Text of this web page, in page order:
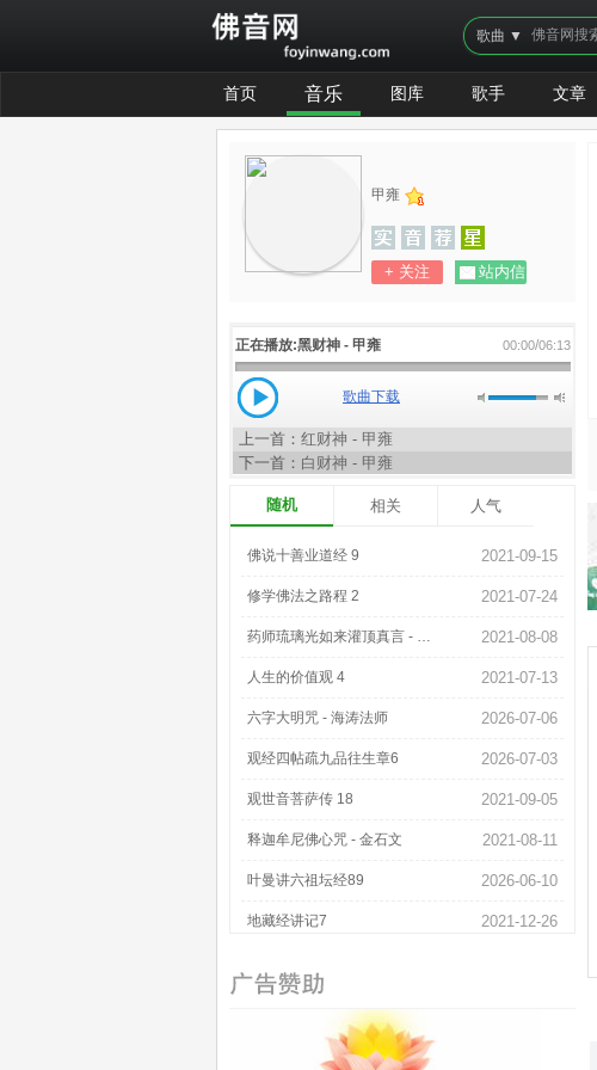
歌曲 ▼
首页 音乐 图库 歌手 文章
甲雍
+ 关注 站内信
正在播放:黑财神 - 甲雍 00:00/06:13
歌曲下载
上一首： 红财神 - 甲雍
下一首： 白财神 - 甲雍
随机 相关 人气
佛说十善业道经 9 2021-09-15
修学佛法之路程 2 2021-07-24
药师琉璃光如来灌顶真言 - 男女声合唱 2021-08-08
人生的价值观 4 2021-07-13
六字大明咒 - 海涛法师 2026-07-06
观经四帖疏九品往生章6 2026-07-03
观世音菩萨传 18 2021-09-05
释迦牟尼佛心咒 - 金石文 2021-08-11
叶曼讲六祖坛经89 2026-06-10
地藏经讲记7 2021-12-26
印能法师 - 雪域莲花